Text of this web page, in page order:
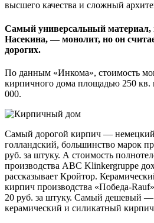
высшего качества и сложный
Самый универсальный
Насекина, — монолит, но он
дорогих.
По данным «Инкома», стоимость
кирпичного дома площадью 250 кв.
000.
Самый дорогой кирпич —
голландский, большинство марок
руб. за штуку. А стоимость
производства ABC Klinkergruppe
рассказывает Кройтор.
кирпич производства «Победа-
20 руб. за штуку. Самый дешевый —
керамический и силикатный